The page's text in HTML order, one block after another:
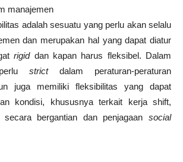
manajemen
adalah sesuatu yang perlu akan selalu
dan merupakan hal yang dapat diatur
rigiddan kapan harus fleksibel. Dalam
strictdalam peraturan-peraturan
juga memiliki fleksibilitas yang dapat
kondisi, khususnya terkait kerja shift,
secara bergantian dan penjagaansocial